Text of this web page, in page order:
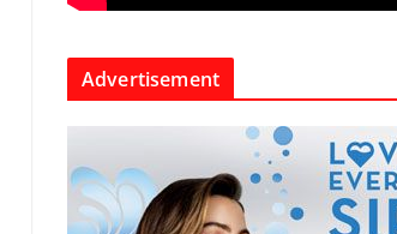
Advertisement